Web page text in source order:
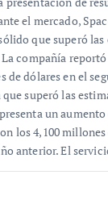
el mercado,
que superó las
compañía
de dólares en el
que superó las
un aumento
los 4,100
anterior. El